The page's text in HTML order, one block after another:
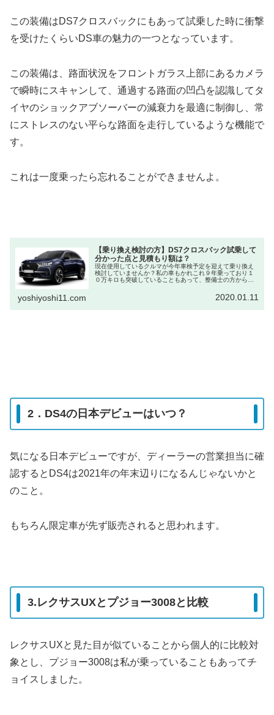
この装備はDS7クロスバックにもあって試乗した時に衝撃
を受けたくらいDS車の魅力の一つとなっています。
この装備は、路面状況をフロントガラス上部にあるカメラ
で瞬時にスキャンして、通過する路面の凹凸を認識してタ
イヤのショックアブソーバーの減衰力を最適に制御し、常
にストレスのない平らな路面を走行しているような機能で
す。
これは一度乗ったら忘れることができませんよ。
【乗り換え検討の方】DS7クロスバック試乗して
分かった点と見積もり額は？
現在使用しているクルマが今年車検予定を迎えて乗り換え
検討していませんか？私の車もかれこれ９年乗っており１
０万キロも突破していることもあって、整備士の方からベ
yoshiyoshi11.com 2020.01.11
2．DS4の日本デビューはいつ？
気になる日本デビューですが、ディーラーの営業担当に確
認するとDS4は2021年の年末辺りになるんじゃないかと
のこと。
もちろん限定車が先ず販売されると思われます。
3.レクサスUXとプジョー3008と比較
レクサスUXと見た目が似ていることから個人的に比較対
象とし、プジョー3008は私が乗っていることもあってチ
ョイスしました。